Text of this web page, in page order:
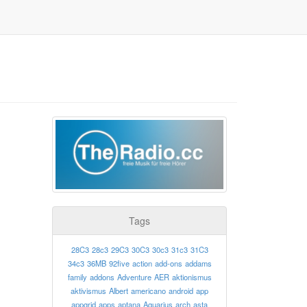
Tags
28C3 28c3 29C3 30C3 30c3 31c3 31C3
34c3 36MB 92five action add-ons addams
family addons Adventure AER aktionismus
aktivismus Albert americano android app
appgrid apps aptana Aquarius arch asta